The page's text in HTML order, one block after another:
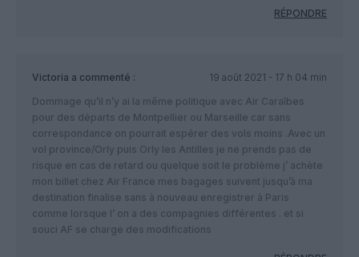
RÉPONDRE
Victoria a commenté :
19 août 2021 - 17 h 04 min
Dommage qu’il n’y ai la même politique avec Air Caraîbes
pour des départs de Montpellier ou Marseille car sans
correspondance on pourrait espérer des vols moins .Avec un
vol province/Orly puis Orly les Antilles je ne prends pas de
risque en cas de retard ou quelque soit le problème j’ achète
mon billet chez Air France mes bagages suivent jusqu’à ma
destination finalise sans à nouveau enregistrer à Paris
comme lorsque l’ on a des compagnies différentes . et si
souci AF se charge des modifications